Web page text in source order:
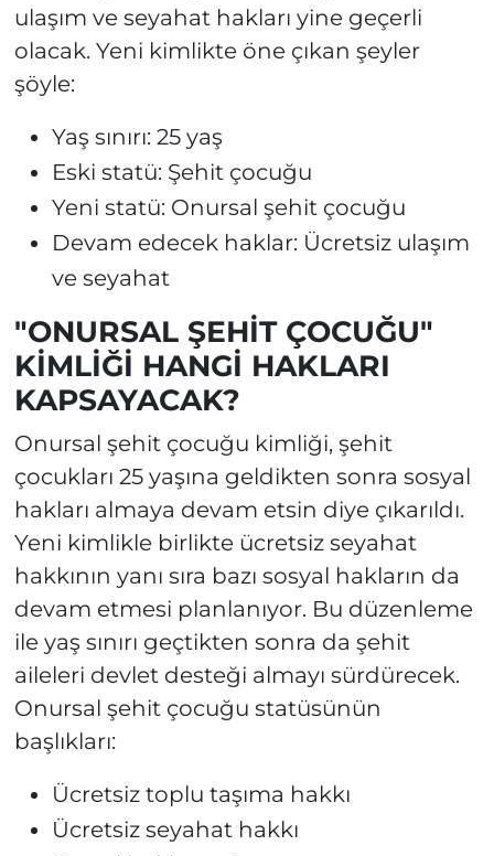
ulaşım ve seyahat hakları yine geçerli
olacak. Yeni kimlikte öne çıkan şeyler
şöyle:
Yaş sınırı: 25 yaş
Eski statü: Şehit çocuğu
Yeni statü: Onursal şehit çocuğu
Devam edecek haklar: Ücretsiz ulaşım
ve seyahat
"ONURSAL ŞEHİT ÇOCUĞU"
KİMLİĞİ HANGİ HAKLARI
KAPSAYACAK?
Onursal şehit çocuğu kimliği, şehit
çocukları 25 yaşına geldikten sonra sosyal
hakları almaya devam etsin diye çıkarıldı.
Yeni kimlikle birlikte ücretsiz seyahat
hakkının yanı sıra bazı sosyal hakların da
devam etmesi planlanıyor. Bu düzenleme
ile yaş sınırı geçtikten sonra da şehit
aileleri devlet desteği almayı sürdürecek.
Onursal şehit çocuğu statüsünün
başlıkları:
Ücretsiz toplu taşıma hakkı
Ücretsiz seyahat hakkı